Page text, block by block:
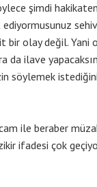
şimdi
bir olay değil. Yani
da ilave
söylemek
ile beraber
ifadesi çok